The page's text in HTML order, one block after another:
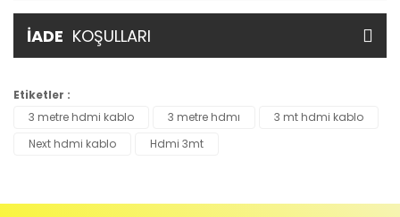
İADE KOŞULLARI
Etiketler :
3 metre hdmi kablo
3 metre hdmı
3 mt hdmi kablo
Next hdmi kablo
Hdmi 3mt